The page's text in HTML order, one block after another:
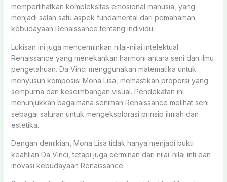
memperlihatkan kompleksitas emosional manusia, yang
menjadi salah satu aspek fundamental dari pemahaman
kebudayaan Renaissance tentang individu.
Lukisan ini juga mencerminkan nilai-nilai intelektual
Renaissance yang menekankan harmoni antara seni dan ilmu
pengetahuan. Da Vinci menggunakan matematika untuk
menyusun komposisi Mona Lisa, memastikan proporsi yang
sempurna dan keseimbangan visual. Pendekatan ini
menunjukkan bagaimana seniman Renaissance melihat seni
sebagai saluran untuk mengeksplorasi prinsip ilmiah dan
estetika.
Dengan demikian, Mona Lisa tidak hanya menjadi bukti
keahlian Da Vinci, tetapi juga cerminan dari nilai-nilai inti dan
inovasi kebudayaan Renaissance.